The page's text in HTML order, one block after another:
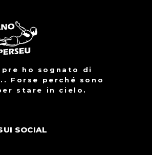
ho sognato di
Forse perché sono
stare in cielo.
SOCIAL